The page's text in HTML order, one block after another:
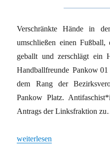
Verschränkte Hände in
umschließen einen
geballt und zerschlägt ein
Handballfreunde Pankow
dem Rang der
Pankow Platz.
Antrags der Linksfraktion
„Berlin Pankow: Dritter Weg
weiterlesen